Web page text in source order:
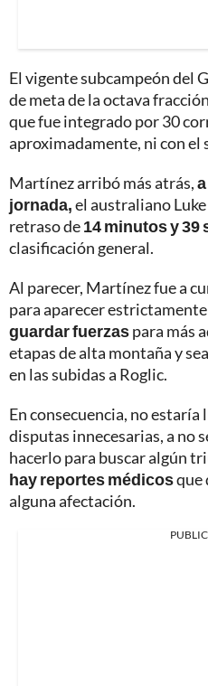
El vigente subcampeón del
de meta de la octava
que fue integrado por 30
aproximadamente, ni con el
Martínez arribó más atrás,
jornada,el australiano
retraso de14 minutos y 39
clasificación general.
Al parecer, Martínez fue a
para aparecer
guardar fuerzaspara más
etapas de alta montaña y
en las subidas a Roglic.
En consecuencia, no estaría
disputas innecesarias, a no
hacerlo para buscar algún
hay reportes médicosque
alguna afectación.